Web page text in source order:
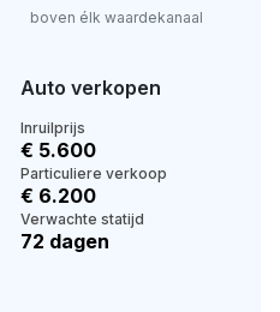
boven élk waardekanaal
Auto verkopen
Inruilprijs
€ 5.600
Particuliere verkoop
€ 6.200
Verwachte statijd
72 dagen